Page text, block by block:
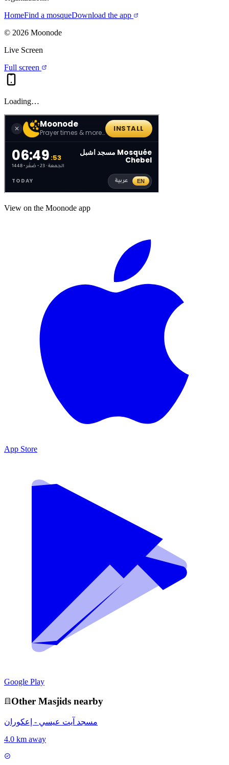
HomeFind a mosqueDownload the app
© 2026 Moonode
Live Screen
Full screen
Loading…
View on the Moonode app
App Store
Google Play
Other Masjids nearby
مسجد آيت عيسي - إعكوران
4.0 km away